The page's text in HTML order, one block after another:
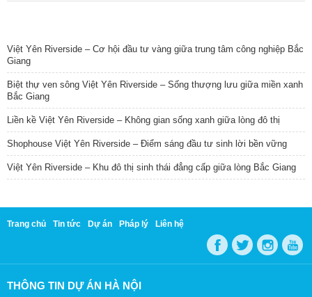
Việt Yên Riverside – Cơ hội đầu tư vàng giữa trung tâm công nghiệp Bắc
Giang
Biệt thự ven sông Việt Yên Riverside – Sống thượng lưu giữa miền xanh
Bắc Giang
Liền kề Việt Yên Riverside – Không gian sống xanh giữa lòng đô thị
Shophouse Việt Yên Riverside – Điểm sáng đầu tư sinh lời bền vững
Việt Yên Riverside – Khu đô thị sinh thái đẳng cấp giữa lòng Bắc Giang
Trang chủ Tin tức Dự án Pháp lý Liên hệ
THÔNG TIN DỰ ÁN HÀ NỘI